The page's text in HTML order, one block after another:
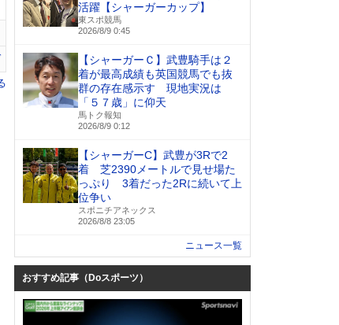
活躍【シャーガーカップ】
東スポ競馬
2026/8/9 0:45
【シャーガーＣ】武豊騎手は２
着が最高成績も英国競馬でも抜
群の存在感示す 現地実況は
「５７歳」に仰天
馬トク報知
2026/8/9 0:12
【シャーガーC】武豊が3Rで2
着 芝2390メートルで見せ場た
っぷり 3着だった2Rに続いて上
位争い
スポニチアネックス
2026/8/8 23:05
ニュース一覧
おすすめ記事（Doスポーツ）